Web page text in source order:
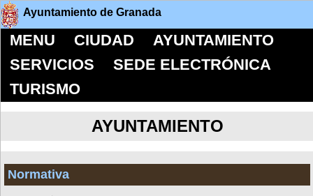
Ayuntamiento de Granada
MENU CIUDAD
AYUNTAMIENTO
SERVICIOS
SEDE ELECTRÓNICA
TURISMO
AYUNTAMIENTO
Normativa